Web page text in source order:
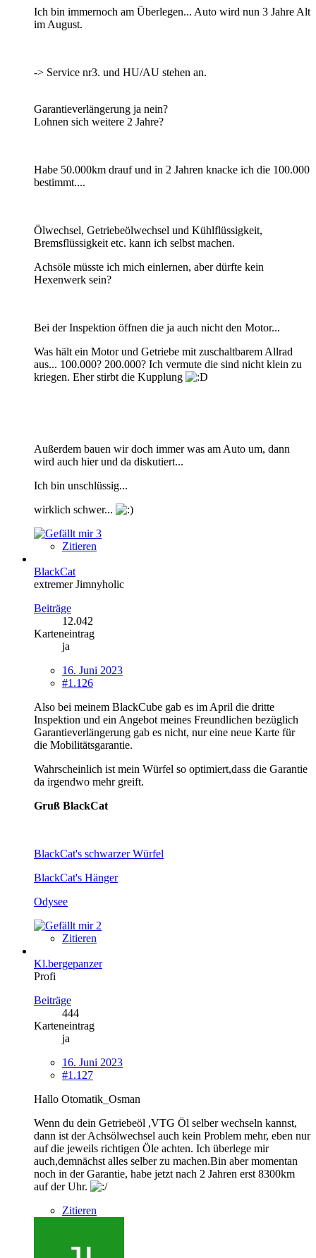
Ich bin immernoch am Überlegen... Auto wird nun 3 Jahre Alt
im August.
-> Service nr3. und HU/AU stehen an.
Garantieverlängerung ja nein?
Lohnen sich weitere 2 Jahre?
Habe 50.000km drauf und in 2 Jahren knacke ich die 100.000
bestimmt....
Ölwechsel, Getriebeölwechsel und Kühlflüssigkeit,
Bremsflüssigkeit etc. kann ich selbst machen.
Achsöle müsste ich mich einlernen, aber dürfte kein
Hexenwerk sein?
Bei der Inspektion öffnen die ja auch nicht den Motor...
Was hält ein Motor und Getriebe mit zuschaltbarem Allrad
aus... 100.000? 200.000? Ich vermute die sind nicht klein zu
kriegen. Eher stirbt die Kupplung
Außerdem bauen wir doch immer was am Auto um, dann
wird auch hier und da diskutiert...
Ich bin unschlüssig...
wirklich schwer...
3
Zitieren
BlackCat
extremer Jimnyholic
Beiträge
12.042
Karteneintrag
ja
16. Juni 2023
#1.126
Also bei meinem BlackCube gab es im April die dritte
Inspektion und ein Angebot meines Freundlichen bezüglich
Garantieverlängerung gab es nicht, nur eine neue Karte für
die Mobilitätsgarantie.
Wahrscheinlich ist mein Würfel so optimiert,dass die Garantie
da irgendwo mehr greift.
Gruß BlackCat
BlackCat's schwarzer Würfel
BlackCat's Hänger
Odysee
2
Zitieren
Kl.bergepanzer
Profi
Beiträge
444
Karteneintrag
ja
16. Juni 2023
#1.127
Hallo Otomatik_Osman
Wenn du dein Getriebeöl ,VTG Öl selber wechseln kannst,
dann ist der Achsölwechsel auch kein Problem mehr, eben nur
auf die jeweils richtigen Öle achten. Ich überlege mir
auch,demnächst alles selber zu machen.Bin aber momentan
noch in der Garantie, habe jetzt nach 2 Jahren erst 8300km
auf der Uhr.
Zitieren